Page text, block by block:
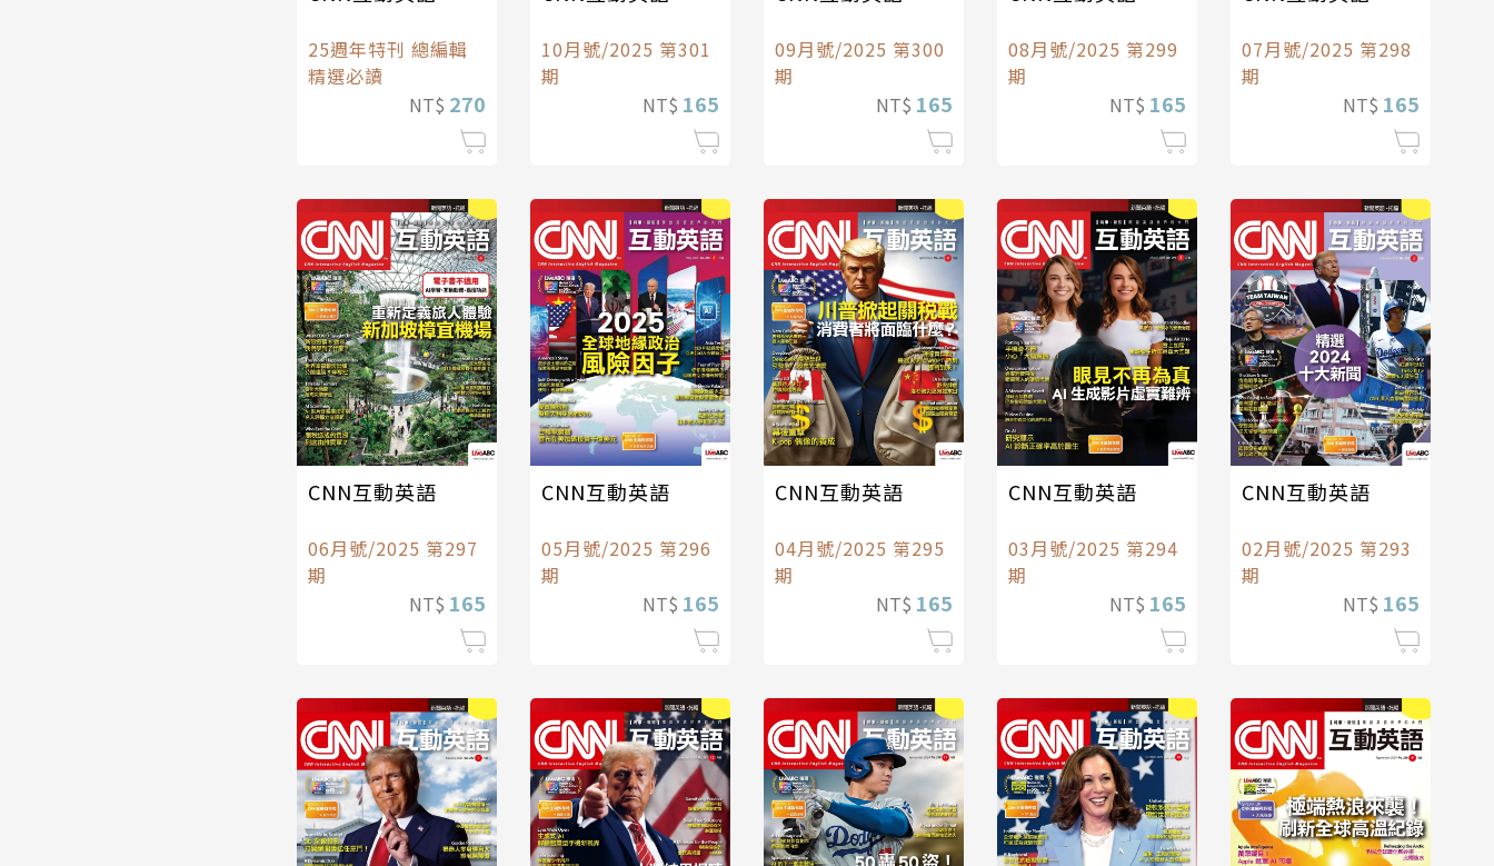
25週年特刊 總編輯
精選必讀
NT$ 270
10月號/2025 第301
期
NT$ 165
09月號/2025 第300
期
NT$ 165
08月號/2025 第299
期
NT$ 165
07月號/2025 第298
期
NT$ 165
CNN互動英語
06月號/2025 第297
期
NT$ 165
CNN互動英語
05月號/2025 第296
期
NT$ 165
CNN互動英語
04月號/2025 第295
期
NT$ 165
CNN互動英語
03月號/2025 第294
期
NT$ 165
CNN互動英語
02月號/2025 第293
期
NT$ 165